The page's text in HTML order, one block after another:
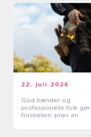
22. juli 2026
God hænder og
professionelle folk gør
forskellen: prøv en